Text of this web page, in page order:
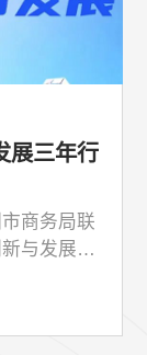
展三年行
商务局联
与发展三